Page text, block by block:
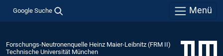
Google Suche Menü
Forschungs-Neutronenquelle Heinz Maier-Leibnitz (FRM II)
Technische Universität München